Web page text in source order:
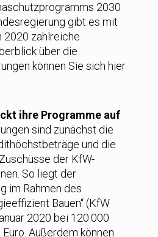
2030
gibt es mit
2020 zahlreiche
über die
können Sie sich hier
ihre Programme auf
sind zunächst die
und die
der KfW-
So liegt der
im Rahmen des
Bauen“ (KfW
2020 bei 120.000
Außerdem können